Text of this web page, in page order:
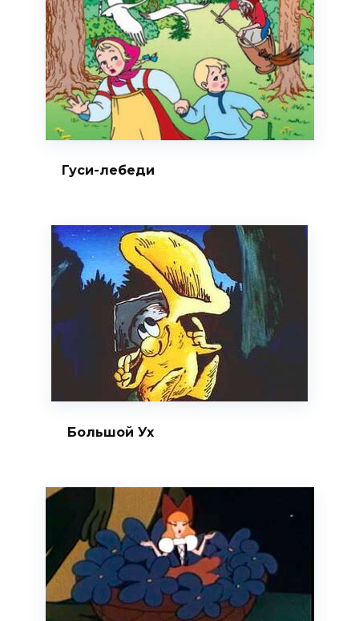
Гуси-лебеди
Большой Ух